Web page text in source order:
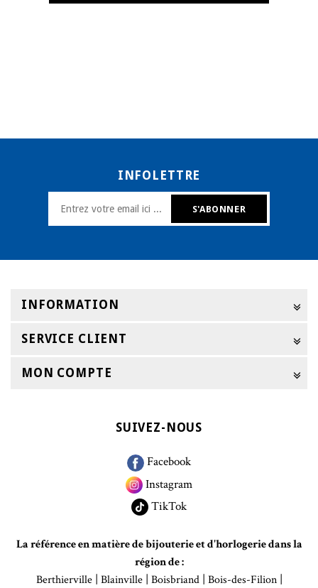
INFOLETTRE
INFORMATION
SERVICE CLIENT
MON COMPTE
SUIVEZ-NOUS
Facebook
Instagram
TikTok
La référence en matière de bijouterie et d'horlogerie dans la
région de :
Berthierville| Blainville| Boisbriand| Bois-des-Filion|